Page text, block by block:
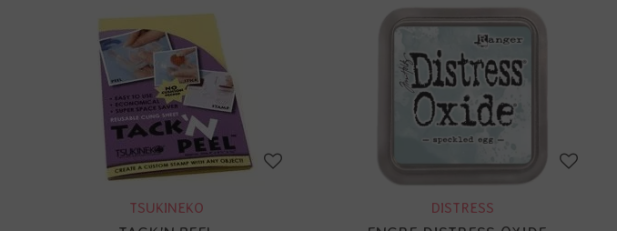
TSUKINEKO DISTRESS